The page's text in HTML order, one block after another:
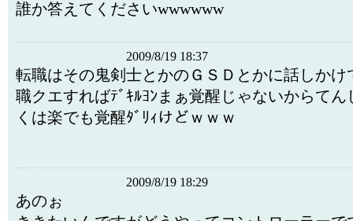
誰か答えてくださいwwwwww
2009/8/19 18:37
転職はその鬼剣士とかのＧＳＤとかに話しかけ
職クエすればﾃﾞｷﾙﾖﾝまぁ覚醒じゃないからてん
くは楽でも覚醒ﾀﾞﾘｨけどｗｗｗ
2009/8/19 18:29
あのぉ